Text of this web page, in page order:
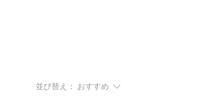
並び替え： おすすめ